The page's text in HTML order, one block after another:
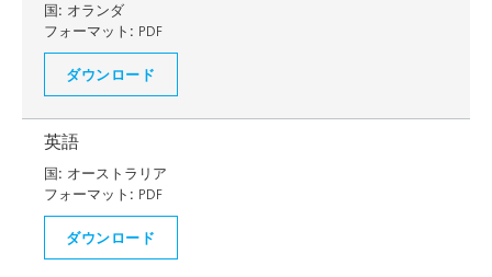
国: オランダ
フォーマット: PDF
ダウンロード
英語
国: オーストラリア
フォーマット: PDF
ダウンロード